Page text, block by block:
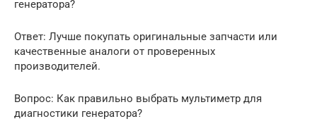
генератора?
Ответ: Лучше покупать оригинальные запчасти или
качественные аналоги от проверенных
производителей.
Вопрос: Как правильно выбрать мультиметр для
диагностики генератора?